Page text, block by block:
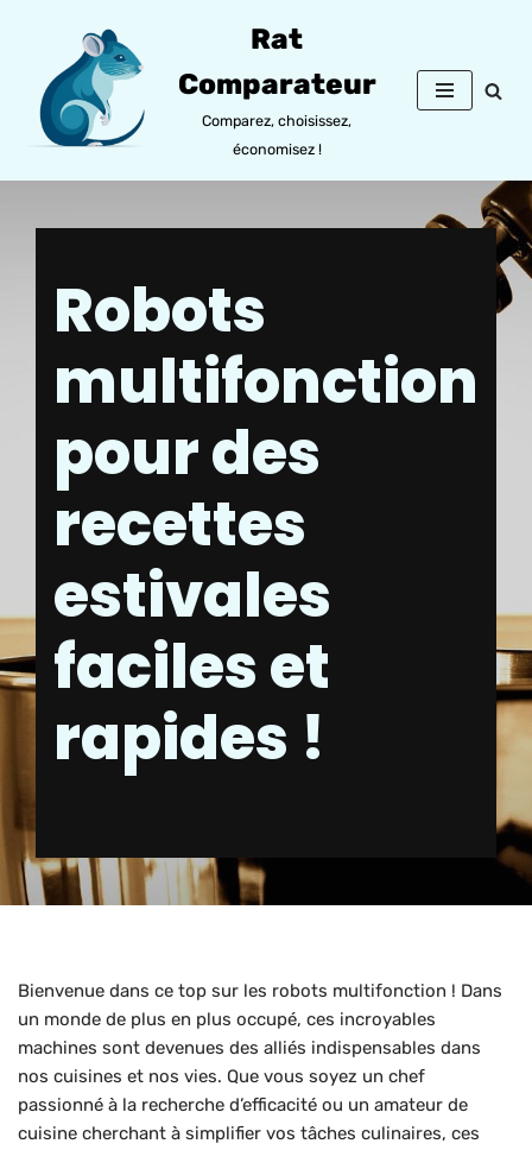
contenu
Rat
Comparateur
Comparez, choisissez,
économisez !
Robots
multifonction
pour des
recettes
estivales
faciles et
rapides !
Bienvenue dans ce top sur les robots multifonction ! Dans
un monde de plus en plus occupé, ces incroyables
machines sont devenues des alliés indispensables dans
nos cuisines et nos vies. Que vous soyez un chef
passionné à la recherche d’efficacité ou un amateur de
cuisine cherchant à simplifier vos tâches culinaires, ces